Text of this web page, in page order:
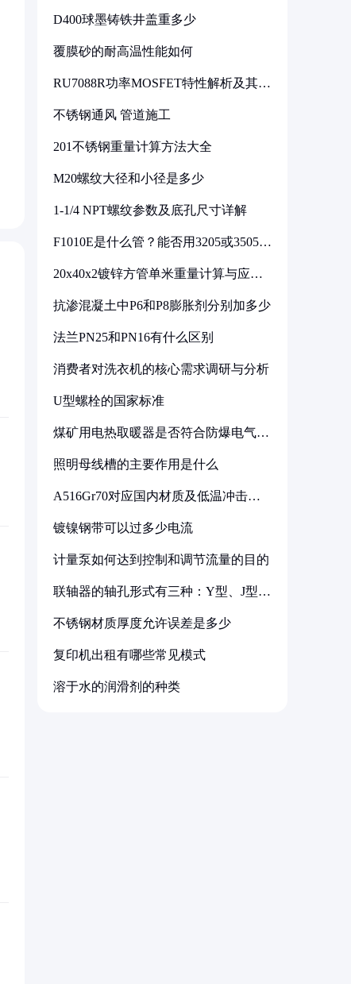
D400球墨铸铁井盖重多少
覆膜砂的耐高温性能如何
RU7088R功率MOSFET特性解析及其在
不锈钢通风 管道施工
201不锈钢重量计算方法大全
M20螺纹大径和小径是多少
1-1/4 NPT螺纹参数及底孔尺寸详解
F1010E是什么管？能否用3205或3505代
20x40x2镀锌方管单米重量计算与应用
抗渗混凝土中P6和P8膨胀剂分别加多少
法兰PN25和PN16有什么区别
消费者对洗衣机的核心需求调研与分析
U型螺栓的国家标准
煤矿用电热取暖器是否符合防爆电气设
照明母线槽的主要作用是什么
A516Gr70对应国内材质及低温冲击要
镀镍钢带可以过多少电流
计量泵如何达到控制和调节流量的目的
联轴器的轴孔形式有三种：Y型、J型、
不锈钢材质厚度允许误差是多少
复印机出租有哪些常见模式
溶于水的润滑剂的种类